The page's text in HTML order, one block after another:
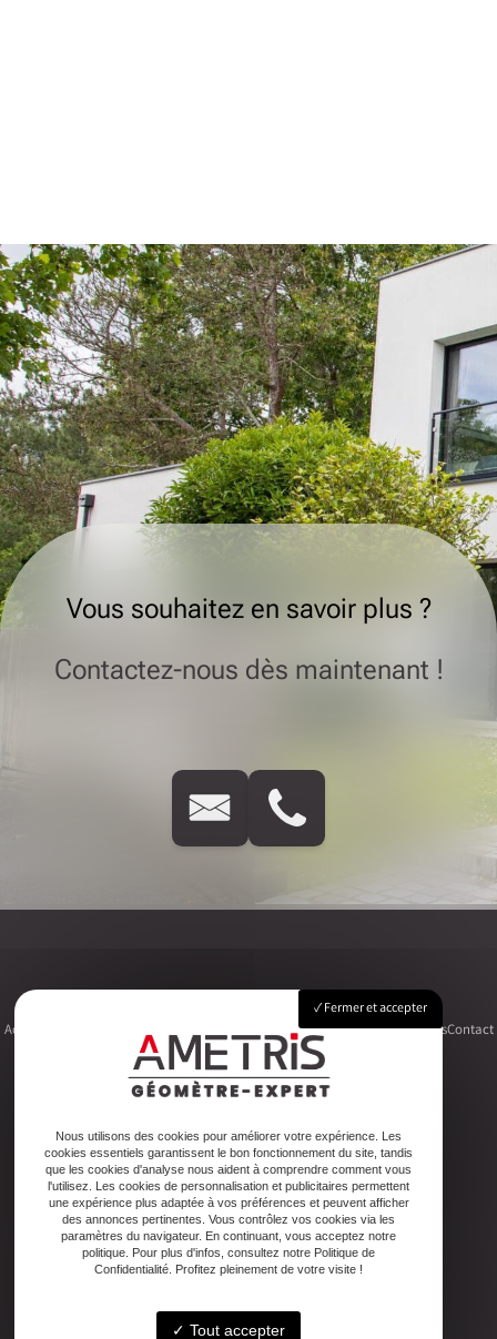
Vous souhaitez en savoir plus ?
Contactez-nous dès maintenant !
Accueil FoncierUrbanismeCopropriété TopographieAutres activitésContact
Adresse
2ter Cour Xavier Moreau, 33720 Podensac
Téléphone
05 56 27 26 08
Email
Fermer et accepter
Nous utilisons des cookies pour améliorer votre expérience. Les
cookies essentiels garantissent le bon fonctionnement du site, tandis
que les cookies d'analyse nous aident à comprendre comment vous
l'utilisez. Les cookies de personnalisation et publicitaires permettent
une expérience plus adaptée à vos préférences et peuvent afficher
des annonces pertinentes. Vous contrôlez vos cookies via les
paramètres du navigateur. En continuant, vous acceptez notre
politique. Pour plus d'infos, consultez notre Politique de
Confidentialité. Profitez pleinement de votre visite !
Tout accepter